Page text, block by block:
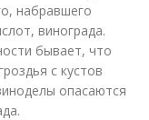
набравшего
винограда.
бывает, что
с кустов
опасаются